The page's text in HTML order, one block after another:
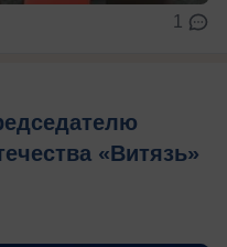
1
«Витязь»